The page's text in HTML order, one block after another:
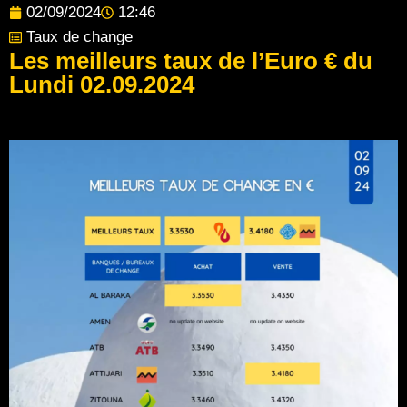
02/09/2024
12:46
Taux de change
Les meilleurs taux de l’Euro € du
Lundi 02.09.2024